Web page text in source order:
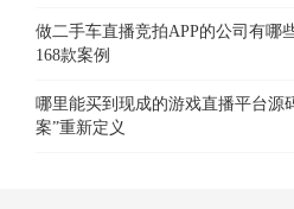
做二手车直播竞拍APP的公司有哪
168款案例
哪里能买到现成的游戏直播平台源
案”重新定义